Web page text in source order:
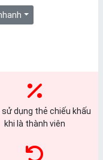
dụng thẻ chiếu khấu
khi là thành viên